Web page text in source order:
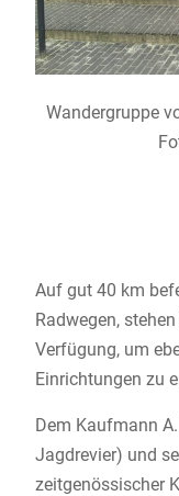
Wandergruppe
Auf gut 40 km
Radwegen,
Verfügung, um
Einrichtungen zu
Dem Kaufmann
Jagdrevier) und
zeitgenössischer